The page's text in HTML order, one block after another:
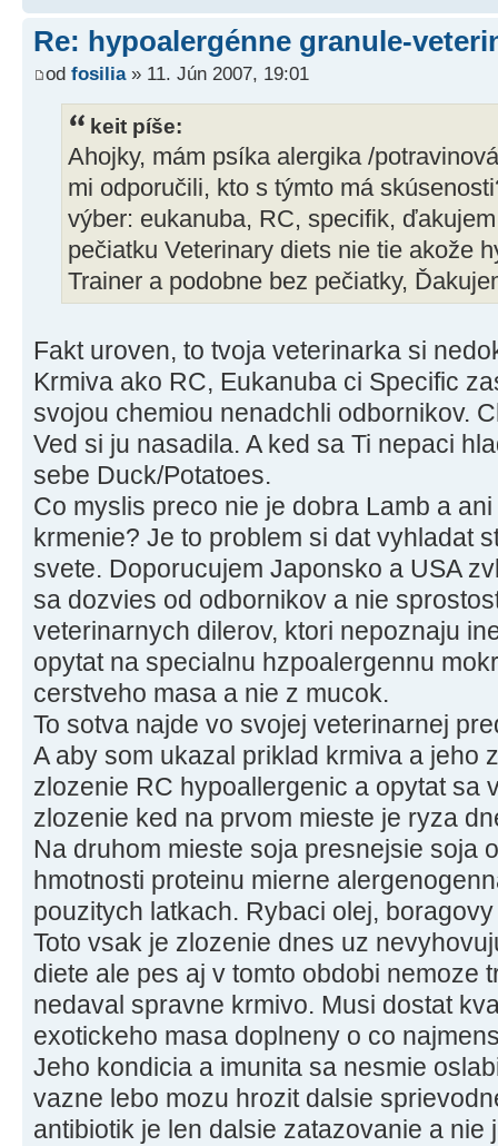
Re: hypoalergénne granule-
od fosilia» 11. Jún 2007, 19:01
keit píše:
Ahojky, mám psíka alergika /
mi odporučili, kto s týmto má
výber: eukanuba, RC, specifik,
pečiatku Veterinary diets nie tie akože
Trainer a podobne bez pečiatky,
Fakt uroven, to tvoja veterinarka si
Krmiva ako RC, Eukanuba ci Specific
svojou chemiou nenadchli odbornikov.
Ved si ju nasadila. A ked sa Ti nepaci
sebe Duck/Potatoes.
Co myslis preco nie je dobra Lamb a
krmenie? Je to problem si dat vyhladat
svete. Doporucujem Japonsko a USA
sa dozvies od odbornikov a nie
veterinarnych dilerov, ktori nepoznaju
opytat na specialnu hzpoalergennu
cerstveho masa a nie z mucok.
To sotva najde vo svojej veterinarnej
A aby som ukazal priklad krmiva a jeho
zlozenie RC hypoallergenic a opytat sa
zlozenie ked na prvom mieste je ryza
Na druhom mieste soja presnejsie soja
hmotnosti proteinu mierne
pouzitych latkach. Rybaci olej,
Toto vsak je zlozenie dnes uz
diete ale pes aj v tomto obdobi nemoze
nedaval spravne krmivo. Musi dostat
exotickeho masa doplneny o co
Jeho kondicia a imunita sa nesmie
vazne lebo mozu hrozit dalsie
antibiotik je len dalsie zatazovanie a nie